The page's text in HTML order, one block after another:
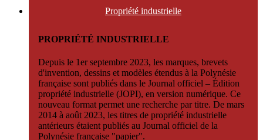
Propriété industrielle
PROPRIÉTÉ INDUSTRIELLE
Depuis le 1er septembre 2023, les marques, brevets
d'invention, dessins et modèles étendus à la Polynésie
française sont publiés dans le Journal officiel – Édition
propriété industrielle (JOPI), en version numérique. Ce
nouveau format permet une recherche par titre. De mars
2014 à août 2023, les titres de propriété industrielle
antérieurs étaient publiés au Journal officiel de la
Polynésie française "papier".